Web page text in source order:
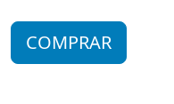
COMPRAR